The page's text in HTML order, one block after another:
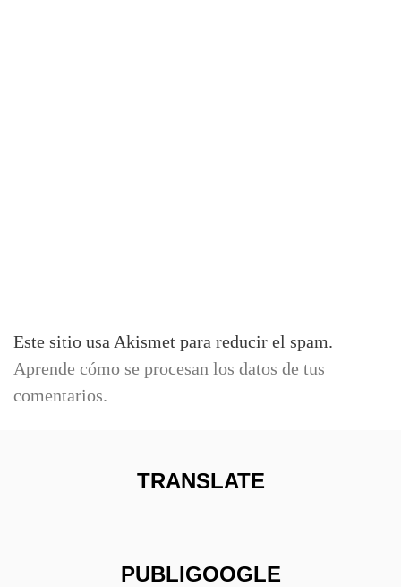
Este sitio usa Akismet para reducir el spam.
Aprende cómo se procesan los datos de tus
comentarios.
TRANSLATE
PUBLIGOOGLE